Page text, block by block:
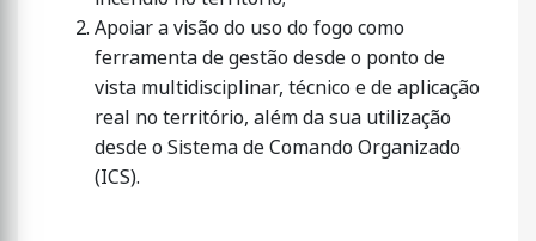
Apoiar a visão do uso do fogo como
ferramenta de gestão desde o ponto de
vista multidisciplinar, técnico e de aplicação
real no território, além da sua utilização
desde o Sistema de Comando Organizado
(ICS).